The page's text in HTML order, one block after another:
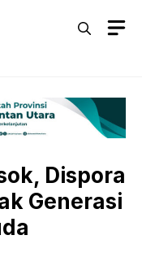
Dispora
Generasi